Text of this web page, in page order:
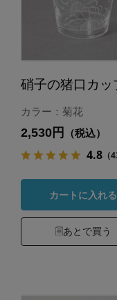
硝子の猪口カッ
カラー：菊花
2,530円 （税込）
4.8（
カートに入れる
あとで買う